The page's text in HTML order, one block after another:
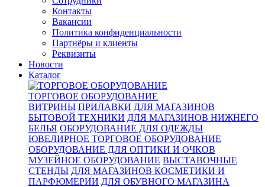
Контакты
Вакансии
Политика конфиденциальности
Партнёры и клиенты
Реквизиты
Новости
Каталог
ТОРГОВОЕ ОБОРУДОВАНИЕ
ВИТРИНЫ ПРИЛАВКИ ДЛЯ МАГАЗИНОВ
БЫТОВОЙ ТЕХНИКИ ДЛЯ МАГАЗИНОВ НИЖНЕГО
БЕЛЬЯ ОБОРУДОВАНИЕ ДЛЯ ОДЕЖДЫ
ЮВЕЛИРНОЕ ТОРГОВОЕ ОБОРУДОВАНИЕ
ОБОРУДОВАНИЕ ДЛЯ ОПТИКИ И ОЧКОВ
МУЗЕЙНОЕ ОБОРУДОВАНИЕ ВЫСТАВОЧНЫЕ
СТЕНДЫ ДЛЯ МАГАЗИНОВ КОСМЕТИКИ И
ПАРФЮМЕРИИ ДЛЯ ОБУВНОГО МАГАЗИНА